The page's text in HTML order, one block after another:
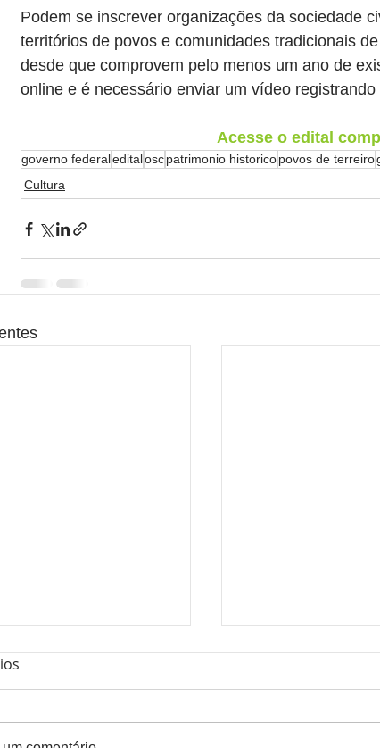
Podem se inscrever organizações da sociedade
territórios de povos e comunidades tradicionais
desde que comprovem pelo menos um ano de
online e é necessário enviar um vídeo
Acesse o edital
governo federaleditaloscpatrimonio historicopovos de terreiro
Cultura